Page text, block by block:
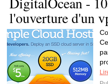
l'ouverture d'un